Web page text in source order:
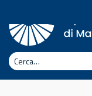
Cerca